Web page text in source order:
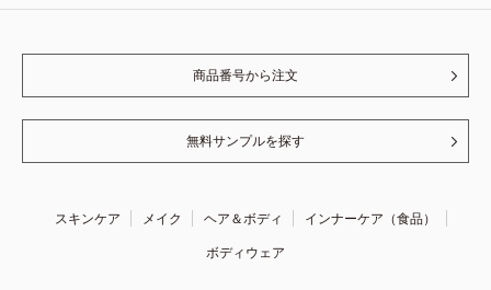
商品番号から注文
無料サンプルを探す
スキンケア メイク ヘア＆ボディ
インナーケア（食品）
ボディウェア